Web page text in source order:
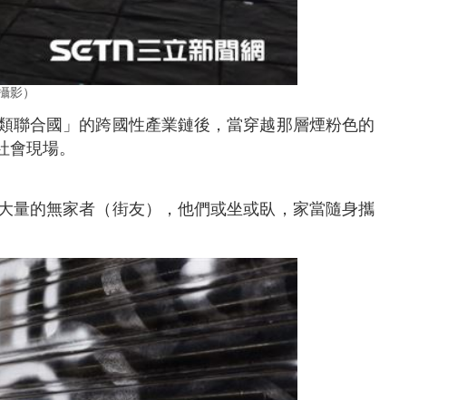
）
聯合國」的跨國性產業鏈後，當穿越那層煙粉色的
現場。
量的無家者（街友），他們或坐或臥，家當隨身攜